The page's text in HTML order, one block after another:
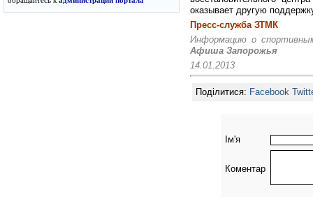
оказывает другую
Пресс-служба ЗТМК
Информацию о
Афиша Запорожья
14.01.2013
Поділитися: Facebook
Ім'я
Коментар